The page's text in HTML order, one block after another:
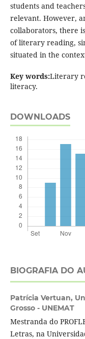
students and
relevant. However,
collaborators, there
of literary reading,
situated in the
Key words:Literary
literacy.
DOWNLOADS
BIOGRAFIA DO
Patrícia Vertuan,
Grosso - UNEMAT
Mestranda do
Letras, na